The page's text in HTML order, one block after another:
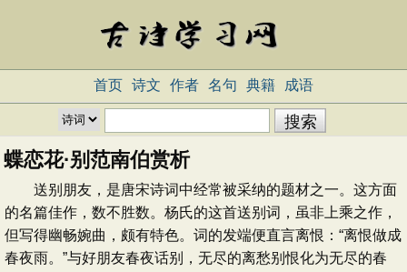
首页 诗文 作者 名句 典籍 成语
蝶恋花·别范南伯赏析
送别朋友，是唐宋诗词中经常被采纳的题材之一。这方面
的名篇佳作，数不胜数。杨氏的这首送别词，虽非上乘之作，
但写得幽畅婉曲，颇有特色。词的发端便直言离恨：“离恨做成
春夜雨。”与好朋友春夜话别，无尽的离愁别恨化为无尽的春